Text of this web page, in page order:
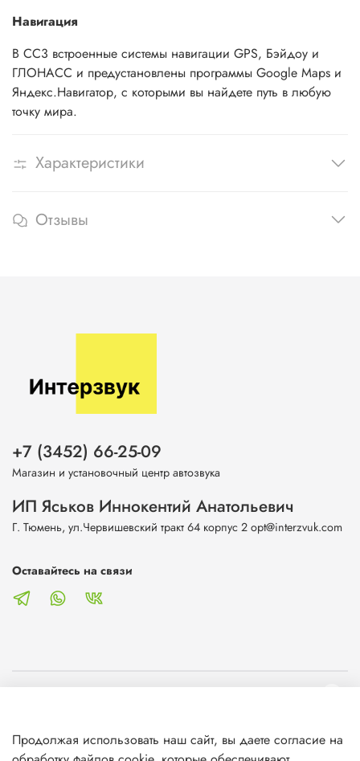
Навигация
В CC3 встроенные системы навигации GPS, Бэйдоу и
ГЛОНАСС и предустановлены программы Google Maps и
Яндекс.Навигатор, с которыми вы найдете путь в любую
точку мира.
Характеристики
Отзывы
Клиентам
+7 (3452) 66-25-09
Магазин и установочный центр автозвука
ИП Яськов Иннокентий Анатольевич
Г. Тюмень, ул.Червишевский тракт 64 корпус 2 opt@interzvuk.com
Оставайтесь на связи
Продолжая использовать наш сайт, вы даете согласие на